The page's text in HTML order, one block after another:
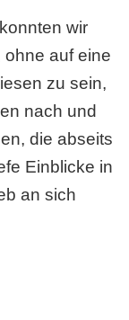
wir
ohne auf eine
zu sein,
nach und
die abseits
Einblicke in
an sich